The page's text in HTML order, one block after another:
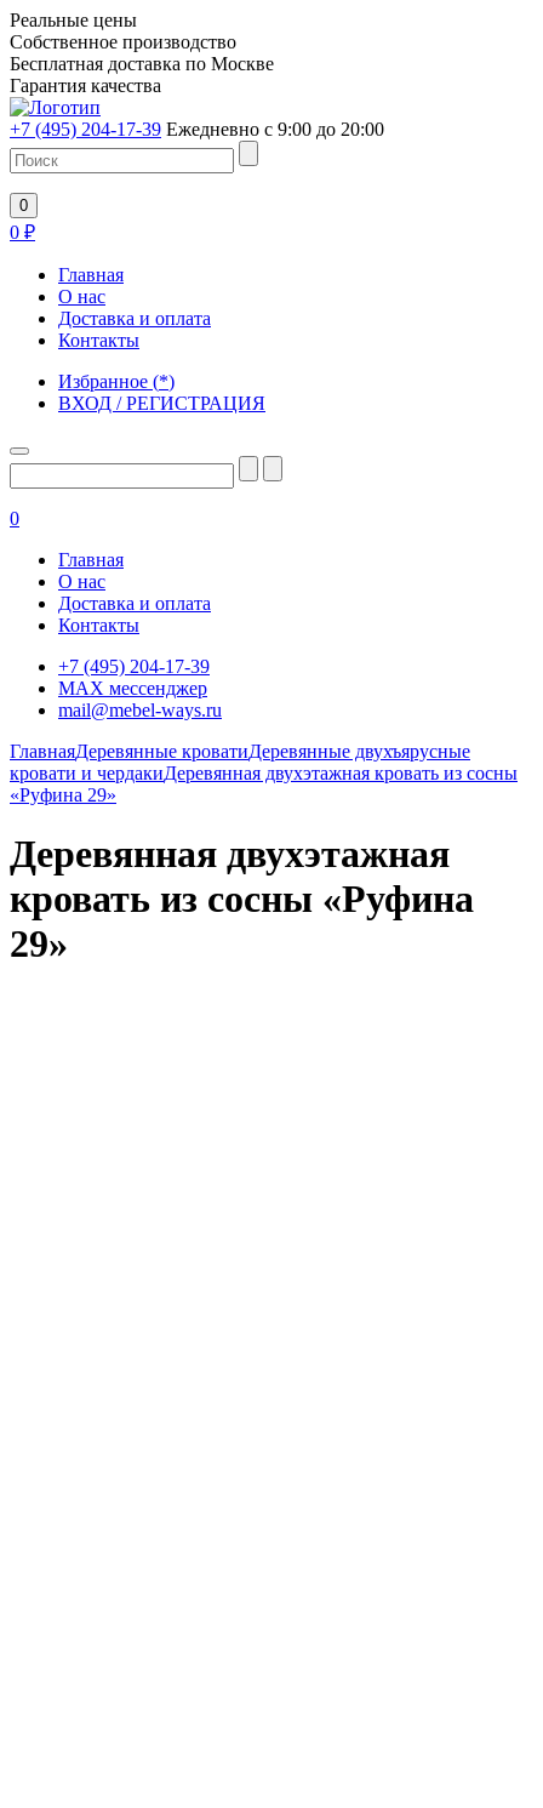
Реальные цены
Собственное производство
Бесплатная доставка по Москве
Гарантия качества
+7 (495) 204-17-39 Ежедневно с 9:00 до 20:00
0
0 ₽
Главная
О нас
Доставка и оплата
Контакты
Избранное (*)
ВХОД / РЕГИСТРАЦИЯ
0
Главная
О нас
Доставка и оплата
Контакты
+7 (495) 204-17-39
MAX мессенджер
mail@mebel-ways.ru
ГлавнаяДеревянные кроватиДеревянные двухъярусные
кровати и чердакиДеревянная двухэтажная кровать из сосны
«Руфина 29»
Деревянная двухэтажная
кровать из сосны «Руфина
29»